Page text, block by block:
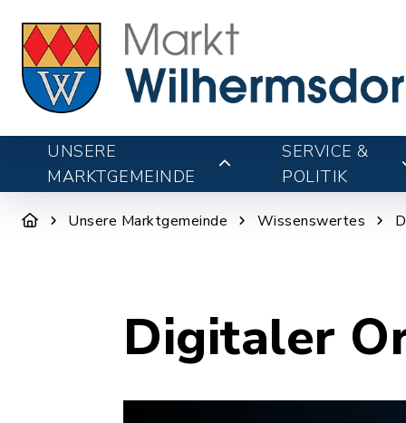
UNSERE
MARKTGEMEINDE
SERVICE &
POLITIK
Unsere Marktgemeinde Wissenswertes
Digitaler